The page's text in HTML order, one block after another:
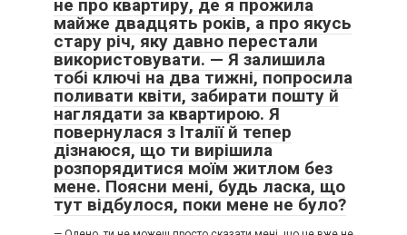
не про квартиру, де я прожила
майже двадцять років, а про якусь
стару річ, яку давно перестали
використовувати. — Я залишила
тобі ключі на два тижні, попросила
поливати квіти, забирати пошту й
наглядати за квартирою. Я
повернулася з Італії й тепер
дізнаюся, що ти вирішила
розпорядитися моїм житлом без
мене. Поясни мені, будь ласка, що
тут відбулося, поки мене не було?